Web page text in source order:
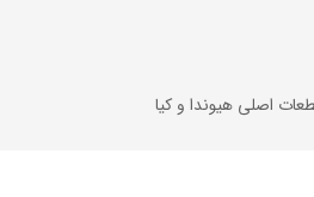
اصلی هیوندا و کیا